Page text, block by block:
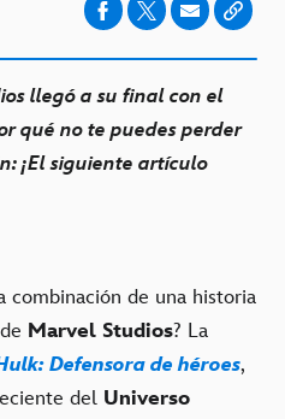
llegó a su final con el
qué no te puedes perder
¡El siguiente artículo
combinación de una historia
Marvel Studios? La
Defensora de héroes,
del Universo